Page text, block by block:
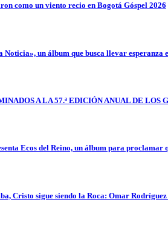
como un viento recio en Bogotá Góspel 2026
Noticia», un álbum que busca llevar esperanza
A LA 57.ª EDICIÓN ANUAL DE LOS
Ecos del Reino, un álbum para proclamar
Cristo sigue siendo la Roca: Omar